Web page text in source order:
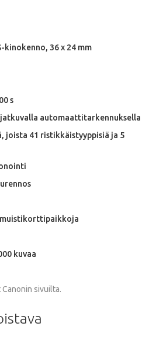
kinokenno, 36 x 24 mm
s
jatkuvalla automaattitarkennuksella
joista 41 ristikkäistyyppisiä ja 5
muistikorttipaikkoja
kuvaa
sivuilta.